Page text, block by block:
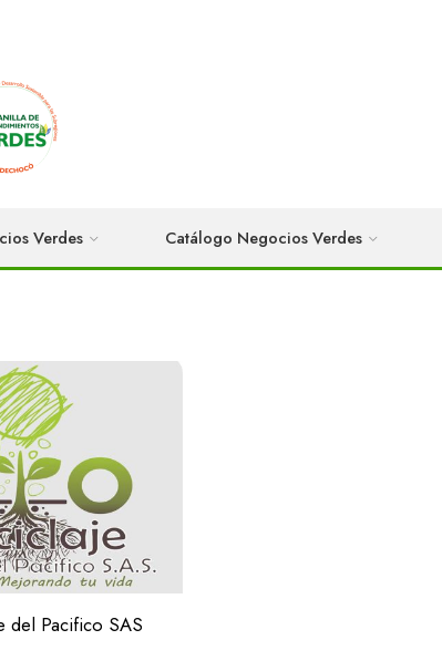
Verdes Catálogo Negocios Verdes
del Pacifico SAS